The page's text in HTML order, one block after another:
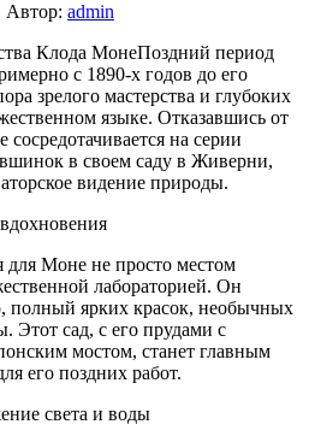
Автор: admin
Поздний период
с 1890-х годов до его
зрелого мастерства и глубоких
языке. Отказавшись от
на серии
в своем саду в Живерни,
видение природы.
Моне не просто местом
лабораторией. Он
полный ярких красок, необычных
Этот сад, с его прудами с
мостом, станет главным
его поздних работ.
света и воды